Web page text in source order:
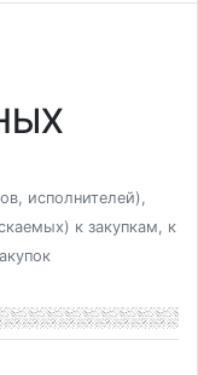
исполнителей),
к закупкам, к